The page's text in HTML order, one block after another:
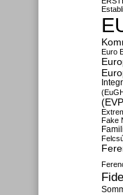
Euro
Fake